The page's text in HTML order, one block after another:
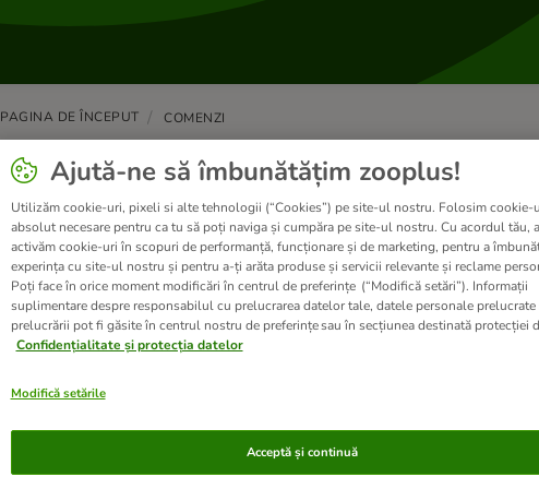
PAGINA DE ÎNCEPUT COMENZI
Plată
Ce metode de plată oferiți?
Acceptăm următoarele tipuri de plată: Card bancar (Visa,
Toate metodele noastre de plată sunt complet sec...
Cum selectez sau modific metoda de plată?
Ajută-ne să îmbunătățim zooplus!
Utilizăm cookie-uri, pixeli si alte tehnologii (“Cookies”) pe site-ul nostru. Folosim cookie-
absolut necesare pentru ca tu să poți naviga și cumpăra pe site-ul nostru. Cu acordul tău,
activăm cookie-uri în scopuri de performanță, funcționare și de marketing, pentru a
experința cu site-ul nostru și pentru a-ți arăta produse și servicii relevante și reclame
Poți face în orice moment modificări în centrul de preferințe (“Modifică setări”). Informații
suplimentare despre responsabilul cu prelucrarea datelor tale, datele personale
prelucrării pot fi găsite în centrul nostru de preferințe sau în secțiunea destinată protecției
Confidențialitate și protecția datelor
Modifică setările
Acceptă și continuă